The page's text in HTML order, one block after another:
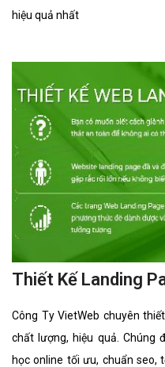
hiệu quả nhất
Thiết Kế Landing
Công Ty VietWeb chuyên
chất lượng, hiệu quả. Chúng
học online tối ưu, chuẩn seo,